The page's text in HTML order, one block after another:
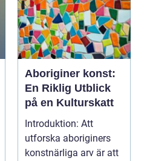
Aboriginer konst:
En Riklig Utblick
på en Kulturskatt
Introduktion: Att
utforska aboriginers
konstnärliga arv är att